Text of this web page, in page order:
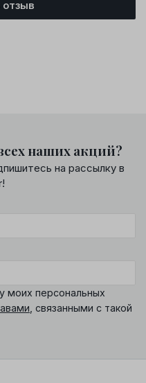
наших акций?
на рассылку в
моих персональных
, связанными с такой